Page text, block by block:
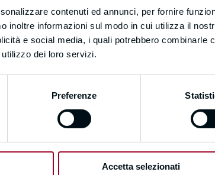
contenuti ed annunci, per fornire
inoltre informazioni sul modo in cui utilizza il
e social media, i quali potrebbero combinarle
dei loro servizi.
Preferenze
Accetta selezionati
Sign In
Don't have an account?